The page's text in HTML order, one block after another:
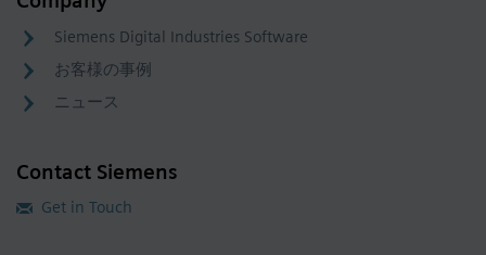
Siemens Digital Industries Software
お客様の事例
ニュース
Contact Siemens
Get in Touch